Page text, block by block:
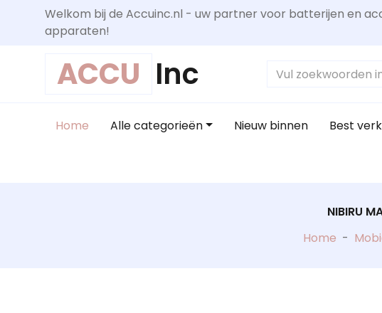
Welkom bij de Accuinc.nl - uw partner voor batterijen en
apparaten!
ACCU Inc
Home Alle categorieën Nieuw binnen Best
NIBIRU
Home -